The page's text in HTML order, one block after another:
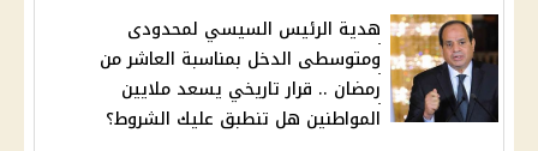
هدية الرئيس السيسي لمحدودى
ومتوسطى الدخل بمناسبة العاشر من
رمضان .. قرار تاريخي يسعد ملايين
المواطنين هل تنطبق عليك الشروط؟